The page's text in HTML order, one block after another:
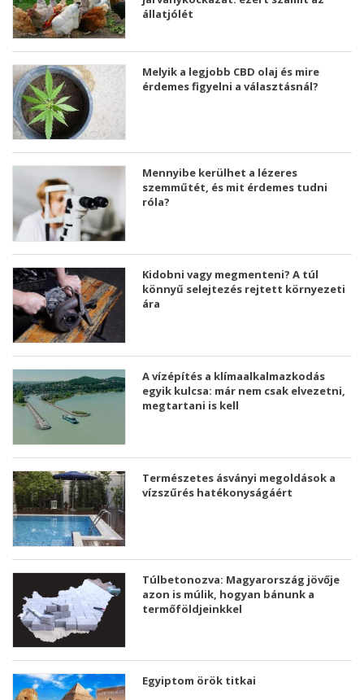
állatjólét
Melyik a legjobb CBD olaj és mire
érdemes figyelni a választásnál?
Mennyibe kerülhet a lézeres
szemműtét, és mit érdemes tudni
róla?
Kidobni vagy megmenteni? A túl
könnyű selejtezés rejtett környezeti
ára
A vízépítés a klímaalkalmazkodás
egyik kulcsa: már nem csak elvezetni,
megtartani is kell
Természetes ásványi megoldások a
vízszűrés hatékonyságáért
Túlbetonozva: Magyarország jövője
azon is múlik, hogyan bánunk a
termőföldjeinkkel
Egyiptom örök titkai